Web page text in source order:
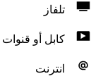
تلفاز
كابل أو
انترنت